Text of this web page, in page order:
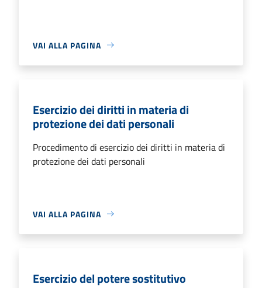
VAI ALLA PAGINA
Esercizio dei diritti in materia di
protezione dei dati personali
Procedimento di esercizio dei diritti in materia di
protezione dei dati personali
VAI ALLA PAGINA
Esercizio del potere sostitutivo